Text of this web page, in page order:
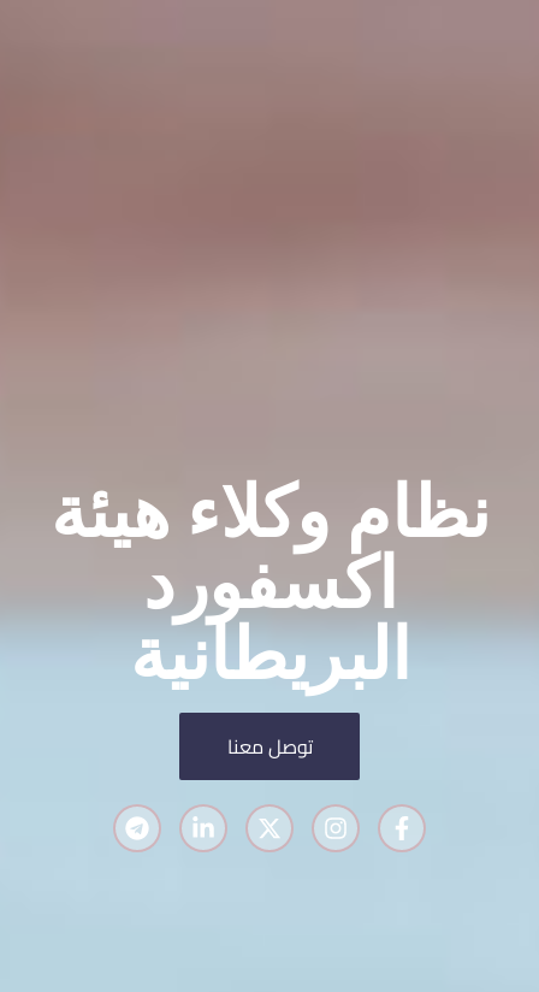
نظام وكلاء هيئة
اكسفورد
البريطانية
توصل معنا